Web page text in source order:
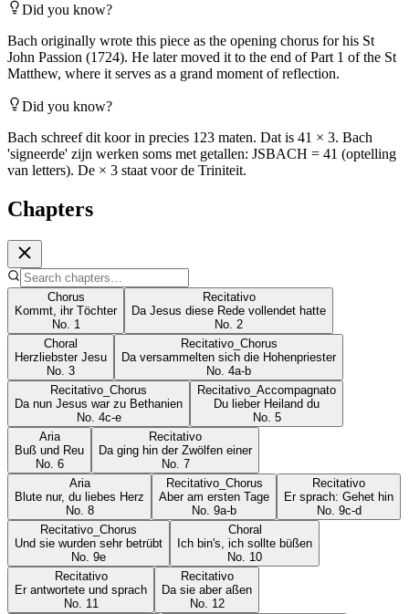
Did you know?
Bach originally wrote this piece as the opening chorus for his St
John Passion (1724). He later moved it to the end of Part 1 of the St
Matthew, where it serves as a grand moment of reflection.
Did you know?
Bach schreef dit koor in precies 123 maten. Dat is 41 × 3. Bach
'signeerde' zijn werken soms met getallen: JSBACH = 41 (optelling
van letters). De × 3 staat voor de Triniteit.
Chapters
Chorus
Kommt, ihr Töchter
No. 1
Recitativo
Da Jesus diese Rede vollendet hatte
No. 2
Choral
Herzliebster Jesu
No. 3
Recitativo_Chorus
Da versammelten sich die Hohenpriester
No. 4a-b
Recitativo_Chorus
Da nun Jesus war zu Bethanien
No. 4c-e
Recitativo_Accompagnato
Du lieber Heiland du
No. 5
Aria
Buß und Reu
No. 6
Recitativo
Da ging hin der Zwölfen einer
No. 7
Aria
Blute nur, du liebes Herz
No. 8
Recitativo_Chorus
Aber am ersten Tage
No. 9a-b
Recitativo
Er sprach: Gehet hin
No. 9c-d
Recitativo_Chorus
Und sie wurden sehr betrübt
No. 9e
Choral
Ich bin's, ich sollte büßen
No. 10
Recitativo
Er antwortete und sprach
No. 11
Recitativo
Da sie aber aßen
No. 12